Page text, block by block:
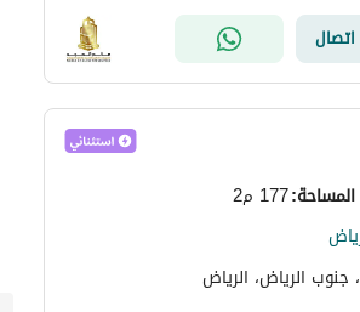
اتصال
المساحة:177 م2
الرياض، الرياض